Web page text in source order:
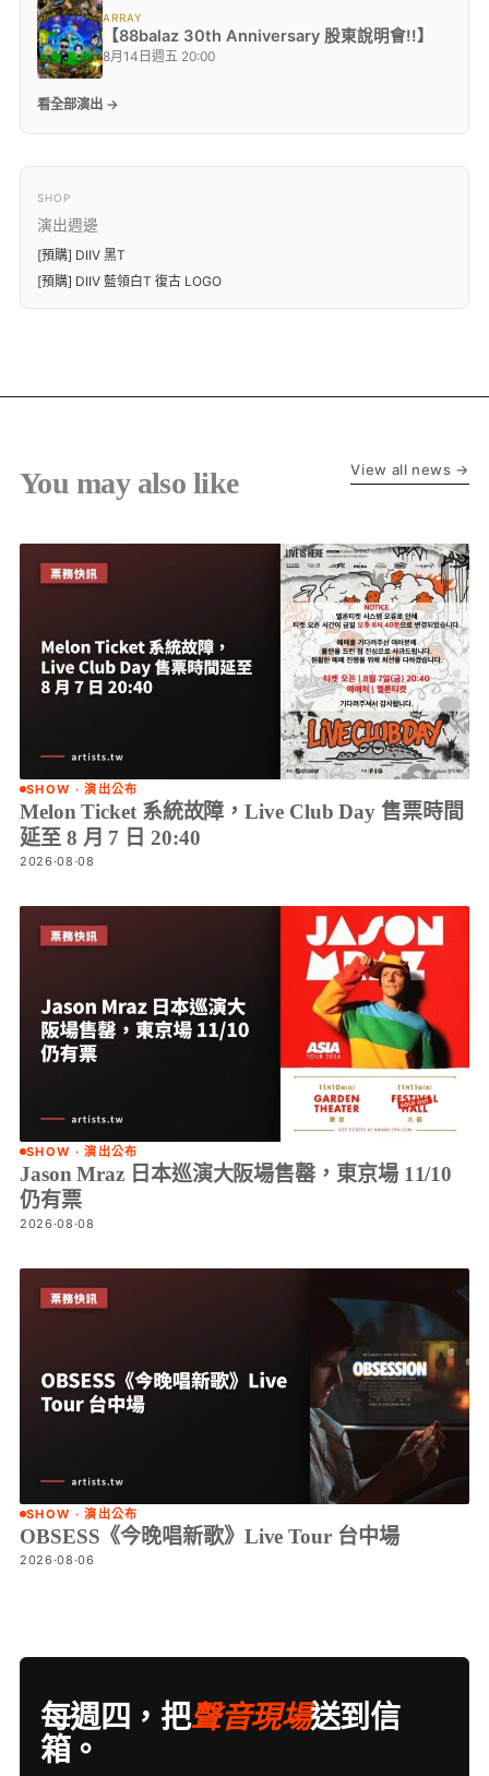
ARRAY
【88balaz 30th Anniversary 股東說明會!!】
8月14日週五 20:00
看全部演出 →
SHOP
演出週邊
[預購] DIIV 黑T
[預購] DIIV 藍領白T 復古 LOGO
You may also like View all news →
SHOW · 演出公布
Melon Ticket 系統故障，Live Club Day 售票時間
延至 8 月 7 日 20:40
2026·08·08
SHOW · 演出公布
Jason Mraz 日本巡演大阪場售罄，東京場 11/10
仍有票
2026·08·08
SHOW · 演出公布
OBSESS《今晚唱新歌》Live Tour 台中場
2026·08·06
每週四，把聲音現場送到信
箱。